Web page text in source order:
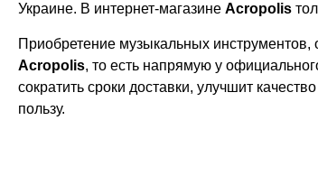
Украине. В интернет-магазине Acropolis
Приобретение музыкальных инструментов,
Acropolis, то есть напрямую у
сократить сроки доставки, улучшит
пользу.